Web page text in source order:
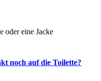
oder eine Jacke
noch auf die Toilette?